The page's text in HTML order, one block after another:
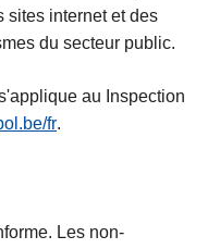
sites internet et des
du secteur public.
au Inspection
fr.
Les non-